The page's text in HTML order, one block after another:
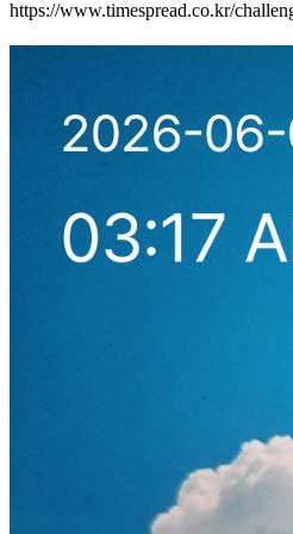
https://www.timespread.co.kr/